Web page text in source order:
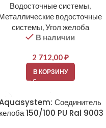
Водосточные системы,
водосточные
системы,Угол желоба
В наличии
2 712,00₽
В КОРЗИНУ
Соединитель
150/100 PU Ral 9003